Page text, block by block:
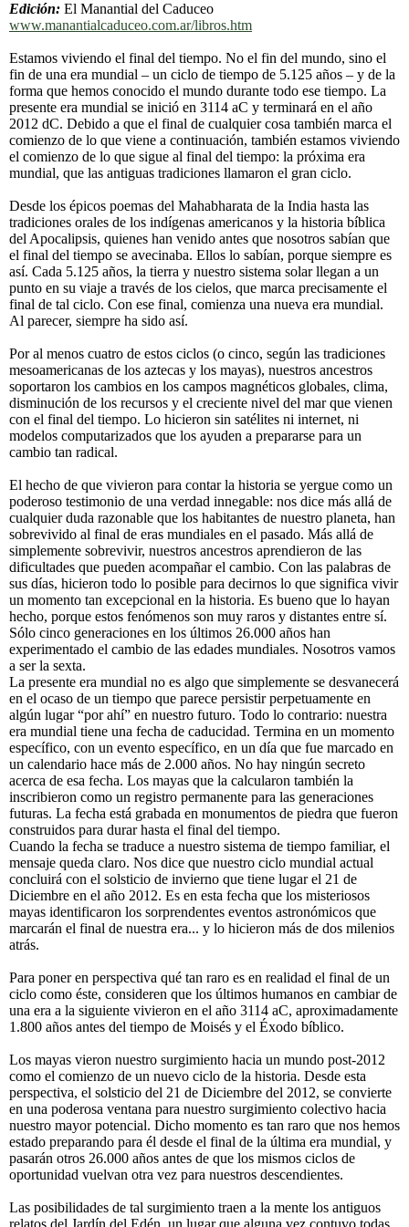
Edición: El Manantial del Caduceo
www.manantialcaduceo.com.ar/libros.htm
Estamos viviendo el final del tiempo. No el fin del mundo, sino el
fin de una era mundial – un ciclo de tiempo de 5.125 años – y de la
forma que hemos conocido el mundo durante todo ese tiempo. La
presente era mundial se inició en 3114 aC y terminará en el año
2012 dC. Debido a que el final de cualquier cosa también marca el
comienzo de lo que viene a continuación, también estamos viviendo
el comienzo de lo que sigue al final del tiempo: la próxima era
mundial, que las antiguas tradiciones llamaron el gran ciclo.
Desde los épicos poemas del Mahabharata de la India hasta las
tradiciones orales de los indígenas americanos y la historia bíblica
del Apocalipsis, quienes han venido antes que nosotros sabían que
el final del tiempo se avecinaba. Ellos lo sabían, porque siempre es
así. Cada 5.125 años, la tierra y nuestro sistema solar llegan a un
punto en su viaje a través de los cielos, que marca precisamente el
final de tal ciclo. Con ese final, comienza una nueva era mundial.
Al parecer, siempre ha sido así.
Por al menos cuatro de estos ciclos (o cinco, según las tradiciones
mesoamericanas de los aztecas y los mayas), nuestros ancestros
soportaron los cambios en los campos magnéticos globales, clima,
disminución de los recursos y el creciente nivel del mar que vienen
con el final del tiempo. Lo hicieron sin satélites ni internet, ni
modelos computarizados que los ayuden a prepararse para un
cambio tan radical.
El hecho de que vivieron para contar la historia se yergue como un
poderoso testimonio de una verdad innegable: nos dice más allá de
cualquier duda razonable que los habitantes de nuestro planeta, han
sobrevivido al final de eras mundiales en el pasado. Más allá de
simplemente sobrevivir, nuestros ancestros aprendieron de las
dificultades que pueden acompañar el cambio. Con las palabras de
sus días, hicieron todo lo posible para decirnos lo que significa vivir
un momento tan excepcional en la historia. Es bueno que lo hayan
hecho, porque estos fenómenos son muy raros y distantes entre sí.
Sólo cinco generaciones en los últimos 26.000 años han
experimentado el cambio de las edades mundiales. Nosotros vamos
a ser la sexta.
La presente era mundial no es algo que simplemente se desvanecerá
en el ocaso de un tiempo que parece persistir perpetuamente en
algún lugar “por ahí” en nuestro futuro. Todo lo contrario: nuestra
era mundial tiene una fecha de caducidad. Termina en un momento
específico, con un evento específico, en un día que fue marcado en
un calendario hace más de 2.000 años. No hay ningún secreto
acerca de esa fecha. Los mayas que la calcularon también la
inscribieron como un registro permanente para las generaciones
futuras. La fecha está grabada en monumentos de piedra que fueron
construidos para durar hasta el final del tiempo.
Cuando la fecha se traduce a nuestro sistema de tiempo familiar, el
mensaje queda claro. Nos dice que nuestro ciclo mundial actual
concluirá con el solsticio de invierno que tiene lugar el 21 de
Diciembre en el año 2012. Es en esta fecha que los misteriosos
mayas identificaron los sorprendentes eventos astronómicos que
marcarán el final de nuestra era... y lo hicieron más de dos milenios
atrás.
Para poner en perspectiva qué tan raro es en realidad el final de un
ciclo como éste, consideren que los últimos humanos en cambiar de
una era a la siguiente vivieron en el año 3114 aC, aproximadamente
1.800 años antes del tiempo de Moisés y el Éxodo bíblico.
Los mayas vieron nuestro surgimiento hacia un mundo post-2012
como el comienzo de un nuevo ciclo de la historia. Desde esta
perspectiva, el solsticio del 21 de Diciembre del 2012, se convierte
en una poderosa ventana para nuestro surgimiento colectivo hacia
nuestro mayor potencial. Dicho momento es tan raro que nos hemos
estado preparando para él desde el final de la última era mundial, y
pasarán otros 26.000 años antes de que los mismos ciclos de
oportunidad vuelvan otra vez para nuestros descendientes.
Las posibilidades de tal surgimiento traen a la mente los antiguos
relatos del Jardín del Edén, un lugar que alguna vez contuvo todas